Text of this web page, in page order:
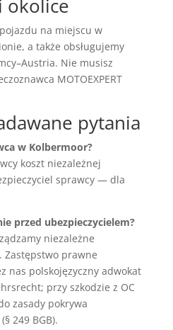
okolice
na miejscu w
a także obsługujemy
Nie musisz
MOTOEXPERT
pytania
w Kolbermoor?
koszt niezależnej
sprawcy — dla
przed ubezpieczycielem?
niezależne
Zastępstwo prawne
nas polskojęzyczny adwokat
przy szkodzie z OC
zasady pokrywa
249 BGB).